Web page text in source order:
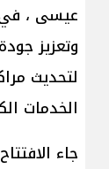
عيسى ، في
وتعزيز
لتحديث
الخدمات
جاء